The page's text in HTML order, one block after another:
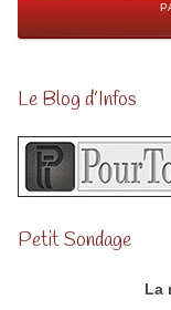
Le Blog d’Infos
Petit Sondage
La